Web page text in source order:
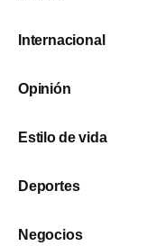
Internacional
Opinión
Estilo de vida
Deportes
Negocios